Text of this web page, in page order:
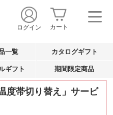
ログイン カート
一覧 カタログギフト
ギフト 期間限定商品
度帯切り替え」サービ